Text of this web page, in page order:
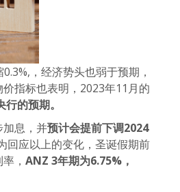
，经济势头也弱于预期，
指标也表明，2023年11月的
的预期。
加息，并预计会提前下调2024
回应以上的变化，圣诞假期前
， ANZ 3年期为6.75%，